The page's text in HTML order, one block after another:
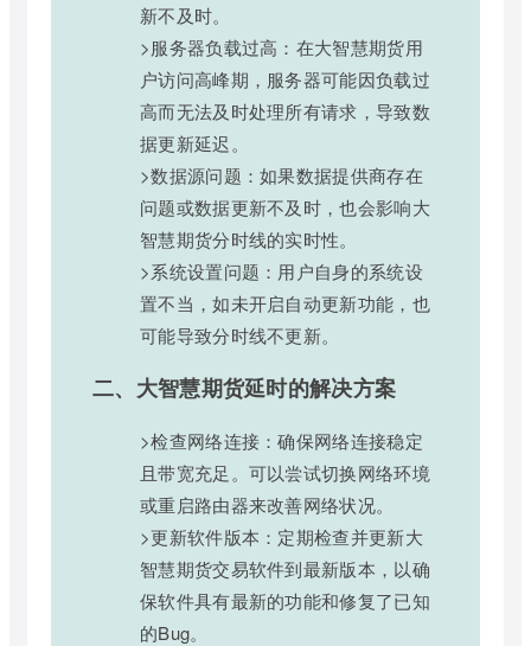
新不及时。
>服务器负载过高：在大智慧期货用
户访问高峰期，服务器可能因负载过
高而无法及时处理所有请求，导致数
据更新延迟。
>数据源问题：如果数据提供商存在
问题或数据更新不及时，也会影响大
智慧期货分时线的实时性。
>系统设置问题：用户自身的系统设
置不当，如未开启自动更新功能，也
可能导致分时线不更新。
二、大智慧期货延时的解决方案
>检查网络连接：确保网络连接稳定
且带宽充足。可以尝试切换网络环境
或重启路由器来改善网络状况。
>更新软件版本：定期检查并更新大
智慧期货交易软件到最新版本，以确
保软件具有最新的功能和修复了已知
的Bug。